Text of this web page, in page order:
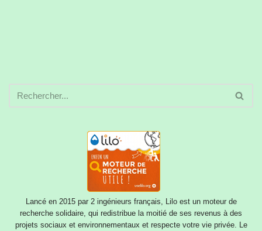
Lancé en 2015 par 2 ingénieurs français, Lilo est un moteur de
recherche solidaire, qui redistribue la moitié de ses revenus à des
projets sociaux et environnementaux et respecte votre vie privée. Le